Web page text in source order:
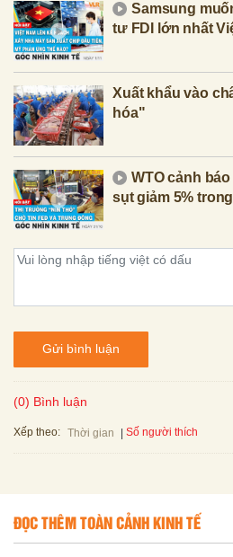
Samsung
tư FDI lớn nhất
Xuất khẩu vào
hóa"
WTO cảnh
sụt giảm 5%
Gửi bình luận
(0) Bình luận
Xếp theo: Thời gian Số người thích
ĐỌC THÊM TOÀN CẢNH KINH TẾ